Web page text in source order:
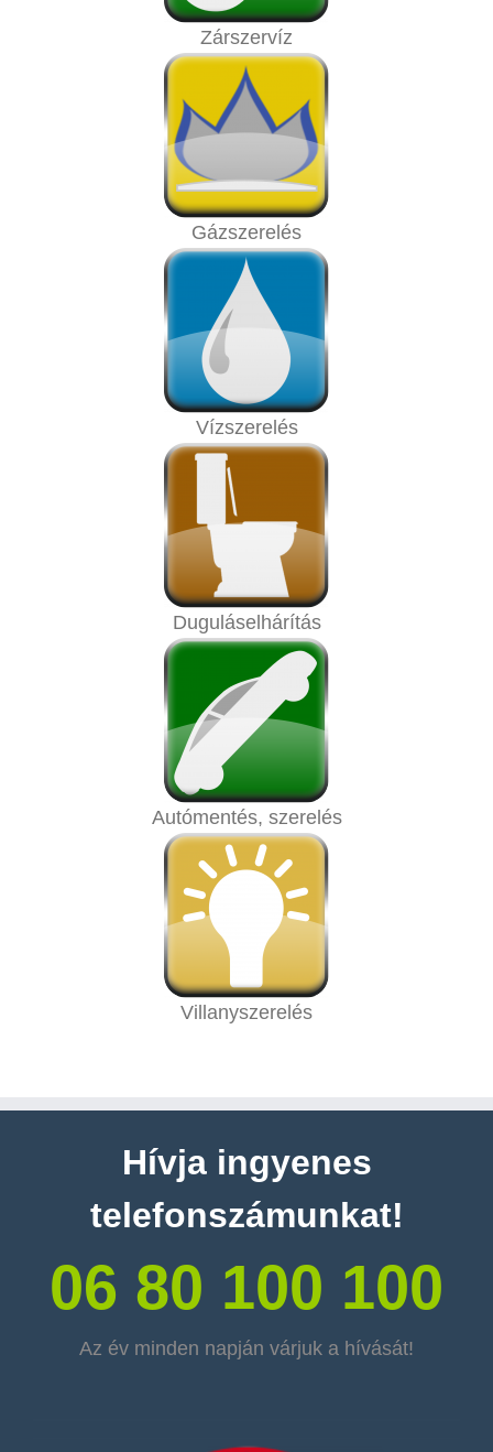
Zárszervíz
Gázszerelés
Vízszerelés
Duguláselhárítás
Autómentés, szerelés
Villanyszerelés
Hívja ingyenes
telefonszámunkat!
06 80 100 100
Az év minden napján várjuk a hívását!